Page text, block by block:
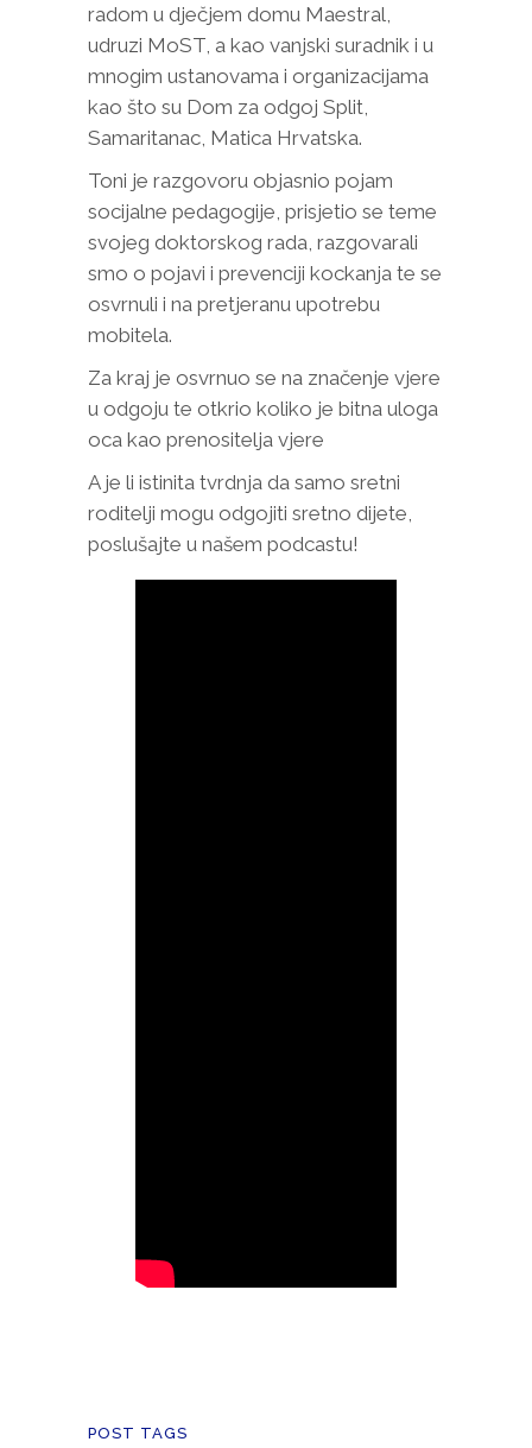
radom u dječjem domu Maestral,
udruzi MoST, a kao vanjski suradnik i u
mnogim ustanovama i organizacijama
kao što su Dom za odgoj Split,
Samaritanac, Matica Hrvatska.
Toni je razgovoru objasnio pojam
socijalne pedagogije, prisjetio se teme
svojeg doktorskog rada, razgovarali
smo o pojavi i prevenciji kockanja te se
osvrnuli i na pretjeranu upotrebu
mobitela.
Za kraj je osvrnuo se na značenje vjere
u odgoju te otkrio koliko je bitna uloga
oca kao prenositelja vjere
A je li istinita tvrdnja da samo sretni
roditelji mogu odgojiti sretno dijete,
poslušajte u našem podcastu!
POST TAGS